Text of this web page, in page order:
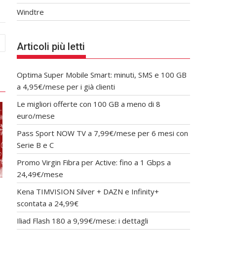
Windtre
Articoli più letti
Optima Super Mobile Smart: minuti, SMS e 100 GB
a 4,95€/mese per i già clienti
Le migliori offerte con 100 GB a meno di 8
euro/mese
Pass Sport NOW TV a 7,99€/mese per 6 mesi con
Serie B e C
Promo Virgin Fibra per Active: fino a 1 Gbps a
24,49€/mese
Kena TIMVISION Silver + DAZN e Infinity+
scontata a 24,99€
Iliad Flash 180 a 9,99€/mese: i dettagli